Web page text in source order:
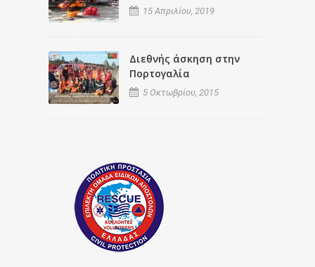
15 Απριλίου, 2019
Διεθνής άσκηση στην
Πορτογαλία
5 Οκτωβρίου, 2015